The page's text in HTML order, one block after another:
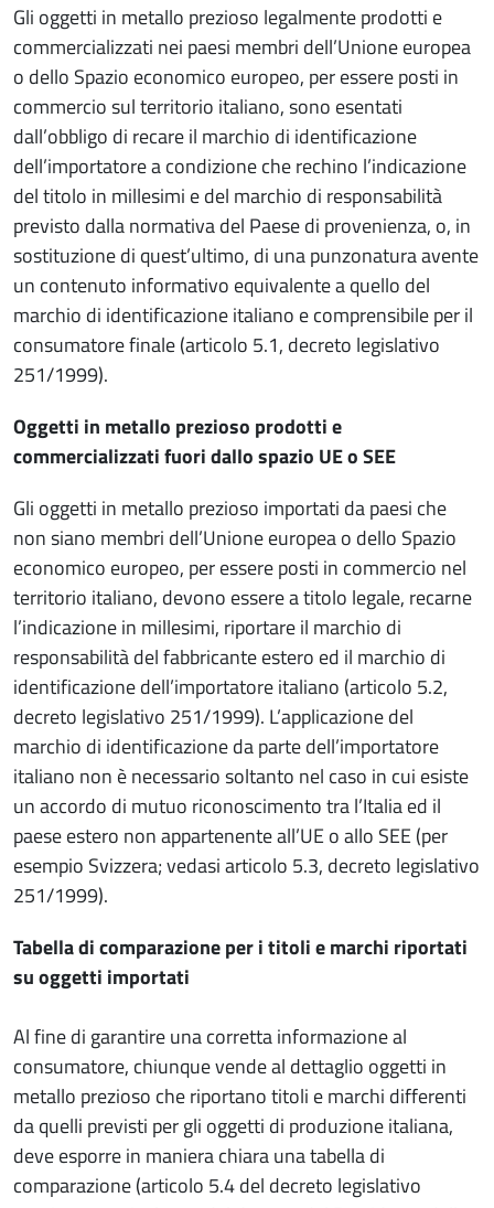
Gli oggetti in metallo prezioso legalmente prodotti e
commercializzati nei paesi membri dell’Unione europea
o dello Spazio economico europeo, per essere posti in
commercio sul territorio italiano, sono esentati
dall’obbligo di recare il marchio di identificazione
dell’importatore a condizione che rechino l’indicazione
del titolo in millesimi e del marchio di responsabilità
previsto dalla normativa del Paese di provenienza, o, in
sostituzione di quest’ultimo, di una punzonatura avente
un contenuto informativo equivalente a quello del
marchio di identificazione italiano e comprensibile per il
consumatore finale (articolo 5.1, decreto legislativo
251/1999).
Oggetti in metallo prezioso prodotti e
commercializzati fuori dallo spazio UE o SEE
Gli oggetti in metallo prezioso importati da paesi che
non siano membri dell’Unione europea o dello Spazio
economico europeo, per essere posti in commercio nel
territorio italiano, devono essere a titolo legale, recarne
l’indicazione in millesimi, riportare il marchio di
responsabilità del fabbricante estero ed il marchio di
identificazione dell’importatore italiano (articolo 5.2,
decreto legislativo 251/1999). L’applicazione del
marchio di identificazione da parte dell’importatore
italiano non è necessario soltanto nel caso in cui esiste
un accordo di mutuo riconoscimento tra l’Italia ed il
paese estero non appartenente all’UE o allo SEE (per
esempio Svizzera; vedasi articolo 5.3, decreto legislativo
251/1999).
Tabella di comparazione per i titoli e marchi riportati
su oggetti importati
Al fine di garantire una corretta informazione al
consumatore, chiunque vende al dettaglio oggetti in
metallo prezioso che riportano titoli e marchi differenti
da quelli previsti per gli oggetti di produzione italiana,
deve esporre in maniera chiara una tabella di
comparazione (articolo 5.4 del decreto legislativo